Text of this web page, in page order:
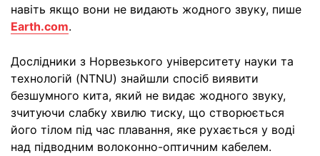
навіть якщо вони не видають жодного звуку, пише
Earth.com.
Дослідники з Норвезького університету науки та
технологій (NTNU) знайшли спосіб виявити
безшумного кита, який не видає жодного звуку,
зчитуючи слабку хвилю тиску, що створюється
його тілом під час плавання, яке рухається у воді
над підводним волоконно-оптичним кабелем.